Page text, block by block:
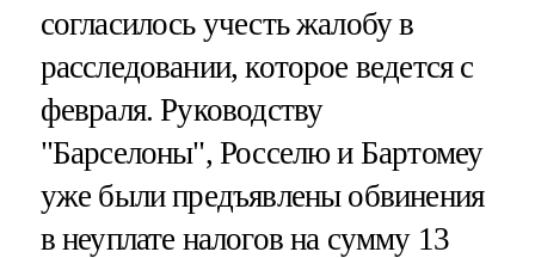
согласилось учесть жалобу в
расследовании, которое ведется с
февраля. Руководству
"Барселоны", Росселю и Бартомеу
уже были предъявлены обвинения
в неуплате налогов на сумму 13